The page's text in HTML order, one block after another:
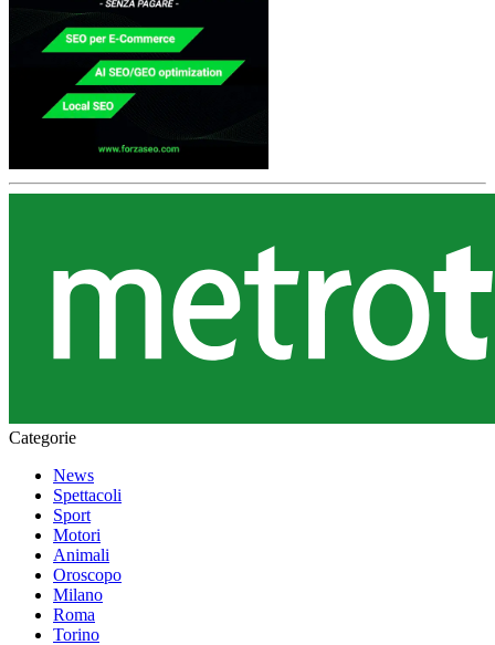
Categorie
News
Spettacoli
Sport
Motori
Animali
Oroscopo
Milano
Roma
Torino